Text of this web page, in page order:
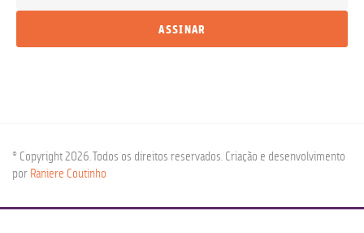
© Copyright 2026. Todos os direitos reservados. Criação e desenvolvimento
por Raniere Coutinho